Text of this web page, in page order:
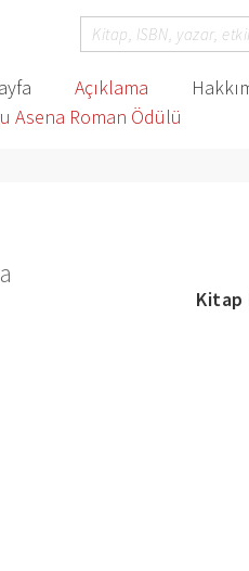
Açıklama
Asena Roman Ödülü
Kitap